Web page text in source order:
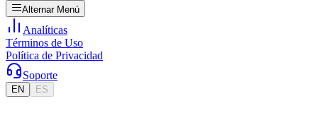
Alternar Menú
Analíticas
Términos de Uso
Política de Privacidad
Soporte
EN ES